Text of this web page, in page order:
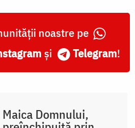
noastre pe
și Telegram!
Maica Domnului,